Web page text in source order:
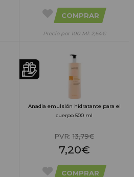
COMPRAR
Precio por 100 Ml: 2,64€
Anadia emulsión hidratante para el
cuerpo 500 ml
PVR: 13,79€
7,20€
COMPRAR